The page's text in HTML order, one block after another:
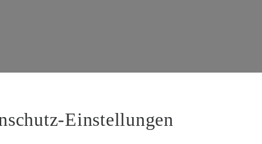
Einstellungen